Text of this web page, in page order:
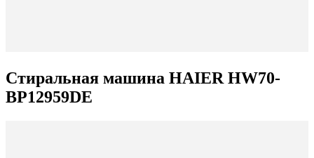
Стиральная машина HAIER HW70-
BP12959DE